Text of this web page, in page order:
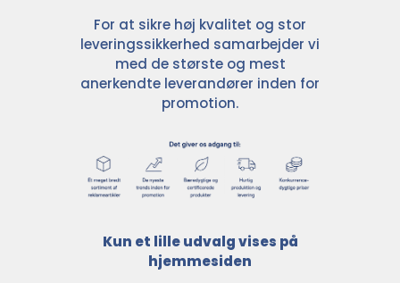
For at sikre høj kvalitet og stor
leveringssikkerhed samarbejder vi
med de største og mest
anerkendte leverandører inden for
promotion.
Kun et lille udvalg vises på
hjemmesiden